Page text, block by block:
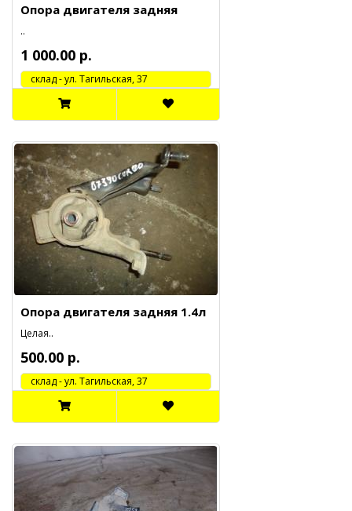
Опора двигателя задняя
..
1 000.00 р.
cклад - ул. Тагильская, 37
Опора двигателя задняя 1.4л
Целая..
500.00 р.
cклад - ул. Тагильская, 37